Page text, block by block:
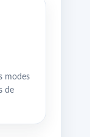
modes
de